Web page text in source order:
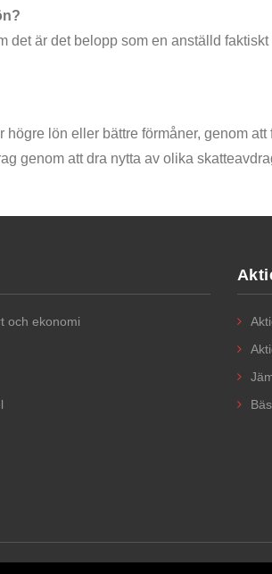
det är det belopp som en anställd
högre lön eller bättre förmåner, genom
genom att dra nytta av olika
och ekonomi